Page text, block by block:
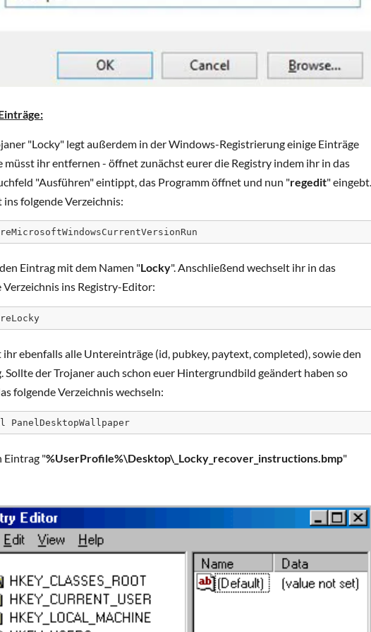
"Locky" legt außerdem in der Windows-Registrierung einige Einträge
müsst ihr entfernen - öffnet zunächst eurer die Registry indem ihr in das
"Ausführen" eintippt, das Programm öffnet und nun "regedit" eingebt.
folgende Verzeichnis:
Eintrag mit dem Namen "Locky". Anschließend wechselt ihr in das
Verzeichnis ins Registry-Editor:
ebenfalls alle Untereinträge (id, pubkey, paytext, completed), sowie den
Sollte der Trojaner auch schon euer Hintergrundbild geändert haben so
folgende Verzeichnis wechseln:
PanelDesktopWallpaper
Eintrag "%UserProfile%\Desktop\_Locky_recover_instructions.bmp"